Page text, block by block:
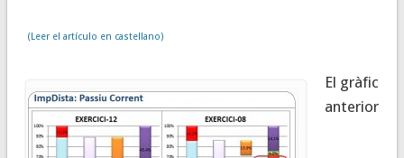
(Leer el artículo en castellano)
El gràfic
anterior